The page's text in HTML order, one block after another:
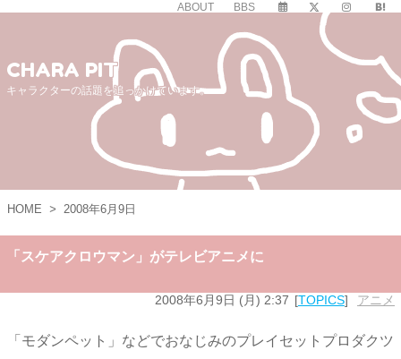
ABOUT BBS
CHARA PIT
キャラクターの話題を追っかけています。
HOME > 2008年6月9日
「スケアクロウマン」がテレビアニメに
2008年6月9日 (月) 2:37 TOPICS アニメ
「モダンペット」などでおなじみのプレイセットプロダクツ